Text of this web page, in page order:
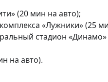
(20 мин на авто);
«Лужники» (25
стадион «Динамо»
на авто).